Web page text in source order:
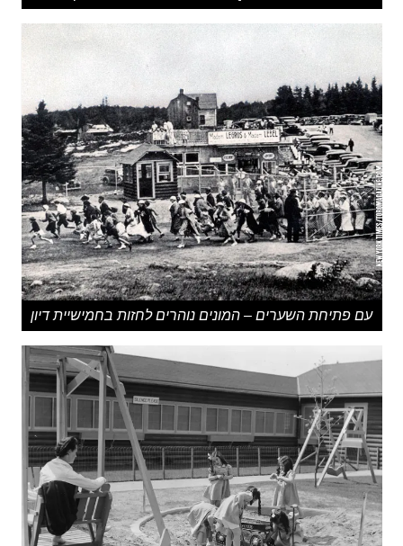
עם פתיחת השערים – המונים נוהרים לחזות בחמישיית דיון